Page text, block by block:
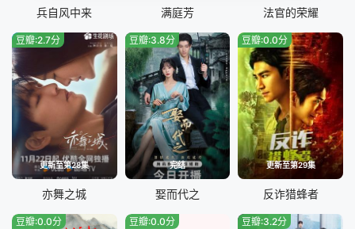
兵自风中来 满庭芳 法官的荣耀
更新至第28集
豆瓣:2.7分
亦舞之城
完结
豆瓣:3.8分
娶而代之
更新至第29集
豆瓣:0.0分
反诈猎蜂者
豆瓣:0.0分 豆瓣:0.0分 豆瓣:3.2分